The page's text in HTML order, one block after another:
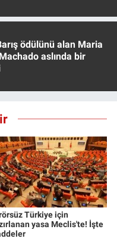
ödülünü alan Maria
aslında bir
Türkiye için
yasa Meclis'te! İşte